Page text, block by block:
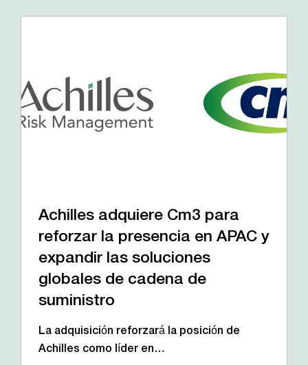
Achilles adquiere Cm3 para
reforzar la presencia en APAC y
expandir las soluciones
globales de cadena de
suministro
La adquisición reforzará la posición de
Achilles como líder en…